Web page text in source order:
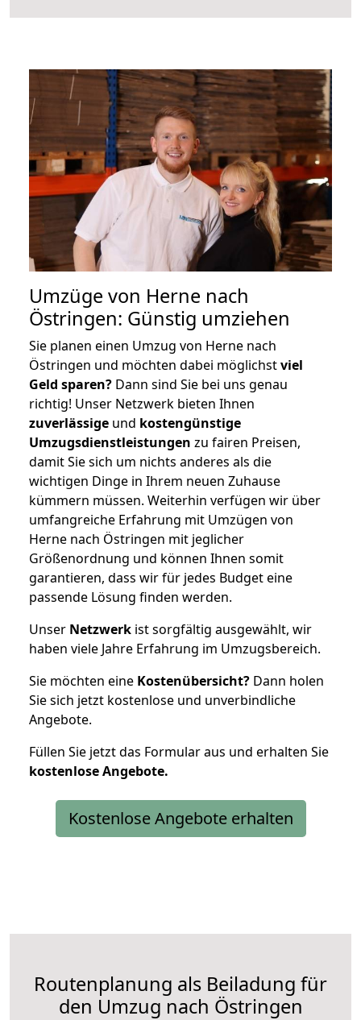
Umzüge von Herne nach
Östringen: Günstig umziehen
Sie planen einen Umzug von Herne nach
Östringen und möchten dabei möglichstviel
Geld sparen? Dann sind Sie bei uns genau
richtig! Unser Netzwerk bieten Ihnen
zuverlässige und kostengünstige
Umzugsdienstleistungen zu fairen Preisen,
damit Sie sich um nichts anderes als die
wichtigen Dinge in Ihrem neuen Zuhause
kümmern müssen. Weiterhin verfügen wir über
umfangreiche Erfahrung mit Umzügen von
Herne nach Östringen mit jeglicher
Größenordnung und können Ihnen somit
garantieren, dass wir für jedes Budget eine
passende Lösung finden werden.
Unser Netzwerk ist sorgfältig ausgewählt, wir
haben viele Jahre Erfahrung im Umzugsbereich.
Sie möchten eine Kostenübersicht? Dann holen
Sie sich jetzt kostenlose und unverbindliche
Angebote.
Füllen Sie jetzt das Formular aus und erhalten Sie
kostenloseAngebote.
Kostenlose Angebote erhalten
Routenplanung als Beiladung für
den Umzug nach Östringen